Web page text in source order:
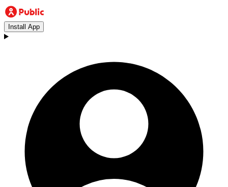
Install App